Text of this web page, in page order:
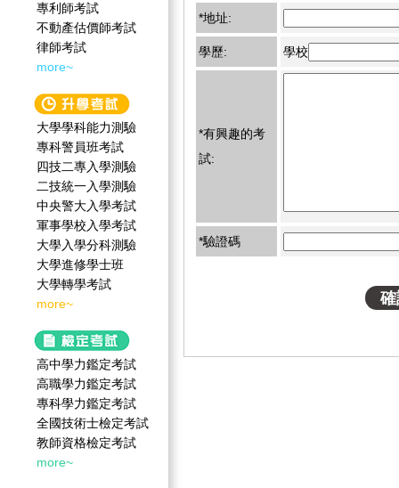
專利師考試
不動產估價師考試
律師考試
more~
大學學科能力測驗
專科警員班考試
四技二專入學測驗
二技統一入學測驗
中央警大入學考試
軍事學校入學考試
大學入學分科測驗
大學進修學士班
大學轉學考試
more~
高中學力鑑定考試
高職學力鑑定考試
專科學力鑑定考試
全國技術士檢定考試
教師資格檢定考試
more~
*地址:
學歷: 學校
*有興趣的考
試:
*驗證碼